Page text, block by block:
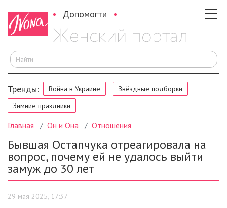
Допомогти
Тренды: Война в Украине
Звёздные подборки
Зимние праздники
Главная Он и Она Отношения
Бывшая Остапчука отреагировала на
вопрос, почему ей не удалось выйти
замуж до 30 лет
29 мая 2025, 17:37